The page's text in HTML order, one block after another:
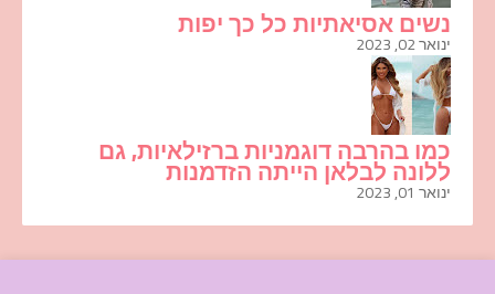
נשים אסיאתיות כל כך יפות
ינואר 02, 2023
כמו בהרבה דוגמניות ברזילאיות, גם
ללונה לבלאן הייתה הזדמנות
ינואר 01, 2023